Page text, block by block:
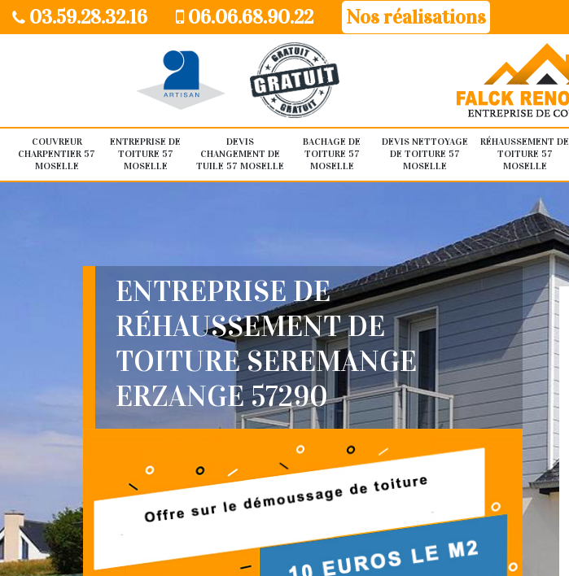
03.59.28.32.16 06.06.68.90.22 Nos réalisations
COUVREUR
CHARPENTIER 57
MOSELLE
ENTREPRISE DE
TOITURE 57
MOSELLE
DEVIS
CHANGEMENT DE
TUILE 57 MOSELLE
BACHAGE DE
TOITURE 57
MOSELLE
DEVIS NETTOYAGE
DE TOITURE 57
MOSELLE
RÉHAUSSEMENT DE
TOITURE 57
MOSELLE
ENTREPRISE DE
RÉHAUSSEMENT DE
TOITURE SEREMANGE
ERZANGE 57290